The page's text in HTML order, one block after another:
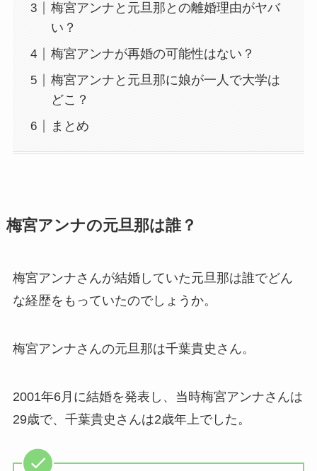
梅宮アンナと元旦那との離婚理由がヤバ
い？
梅宮アンナが再婚の可能性はない？
梅宮アンナと元旦那に娘が一人で大学は
どこ？
まとめ
梅宮アンナの元旦那は誰？
梅宮アンナさんが結婚していた元旦那は誰でどん
な経歴をもっていたのでしょうか。
梅宮アンナさんの元旦那は千葉貴史さん。
2001年6月に結婚を発表し、当時梅宮アンナさんは
29歳で、千葉貴史さんは2歳年上でした。